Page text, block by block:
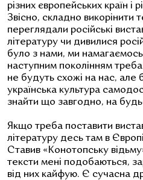
різних європейських країн і
Звісно, складно викорінити
переглядали російські
літературу чи дивилися
було з нами, ми
наступним поколінням
не будуть схожі на нас, але
українська культура
знайти що завгодно, на
Якщо треба поставити
літературу десь там в
Ставив «Конотопську
тексти мені подобаються,
від них кайфую. Є сучасна